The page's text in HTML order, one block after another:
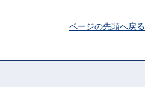
ページの先頭へ戻る